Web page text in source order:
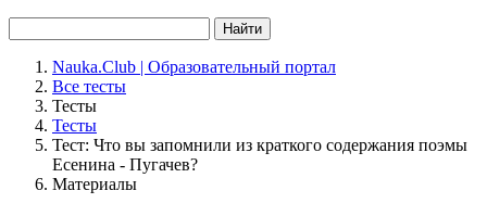
Найти
Nauka.Club | Образовательный портал
Все тесты
Тесты
Тесты
Тест: Что вы запомнили из краткого содержания поэмы
Есенина - Пугачев?
Материалы